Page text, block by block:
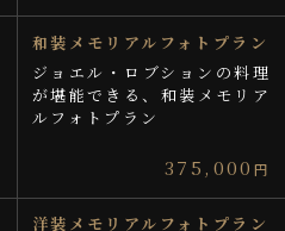
和装メモリアルフォトプラン
ジョエル・ロブションの料理
が堪能できる、和装メモリア
ルフォトプラン
375,000 円
洋装メモリアルフォトプラン